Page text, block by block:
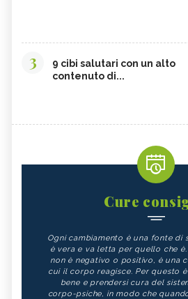
3
9 cibi salutari con un alto
contenuto di...
Cure
Ogni cambiamento è una fonte di
è vera e va letta per quello che
non è negativo o positivo, è una
cui il corpo reagisce. Per questo
bene e prendersi cura del
corpo-psiche, in modo che